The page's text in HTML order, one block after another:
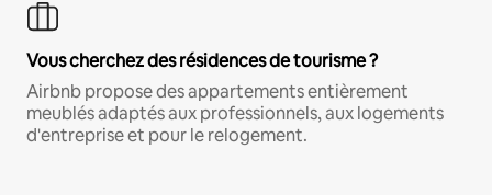
Vous cherchez des résidences de tourisme ?
Airbnb propose des appartements entièrement
meublés adaptés aux professionnels, aux logements
d'entreprise et pour le relogement.